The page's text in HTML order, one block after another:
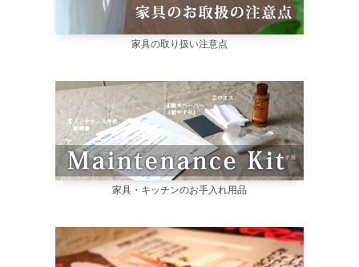
家具の取り扱い注意点
家具・キッチンのお手入れ用品